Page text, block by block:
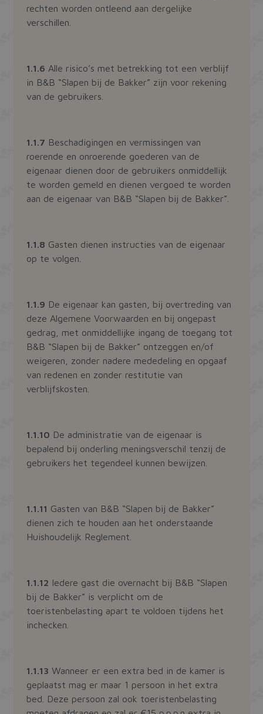
rechten worden ontleend aan dergelijke
verschillen.
1.1.6 Alle risico’s met betrekking tot een verblijf
in B&B “Slapen bij de Bakker” zijn voor rekening
van de gebruikers.
1.1.7 Beschadigingen en vermissingen van
roerende en onroerende goederen van de
eigenaar dienen door de gebruikers onmiddellijk
te worden gemeld en dienen vergoed te worden
aan de eigenaar van B&B “Slapen bij de Bakker”.
1.1.8 Gasten dienen instructies van de eigenaar
op te volgen.
1.1.9 De eigenaar kan gasten, bij overtreding van
deze Algemene Voorwaarden en bij ongepast
gedrag, met onmiddellijke ingang de toegang tot
B&B “Slapen bij de Bakker” ontzeggen en/of
weigeren, zonder nadere mededeling en opgaaf
van redenen en zonder restitutie van
verblijfskosten.
1.1.10 De administratie van de eigenaar is
bepalend bij onderling meningsverschil tenzij de
gebruikers het tegendeel kunnen bewijzen.
1.1.11 Gasten van B&B “Slapen bij de Bakker”
dienen zich te houden aan het onderstaande
Huishoudelijk Reglement.
1.1.12 Iedere gast die overnacht bij B&B “Slapen
bij de Bakker” is verplicht om de
toeristenbelasting apart te voldoen tijdens het
inchecken.
1.1.13 Wanneer er een extra bed in de kamer is
geplaatst mag er maar 1 persoon in het extra
bed. Deze persoon zal ook toeristenbelasting